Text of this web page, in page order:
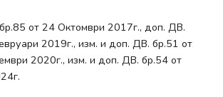
от 24 Октомври 2017г., доп. ДВ.
2019г., изм. и доп. ДВ. бр.51 от
2020г., изм. и доп. ДВ. бр.54 от